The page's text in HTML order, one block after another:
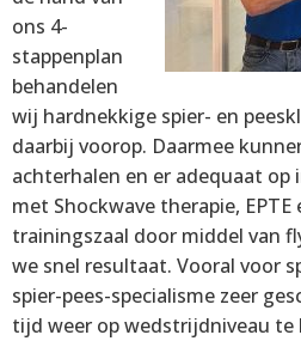
ons 4-
stappenplan
behandelen
wij hardnekkige spier- en
daarbij voorop. Daarmee
achterhalen en er adequaat op
met Shockwave therapie,
trainingszaal door middel van
we snel resultaat. Vooral voor
spier-pees-specialisme zeer
tijd weer op wedstrijdniveau te